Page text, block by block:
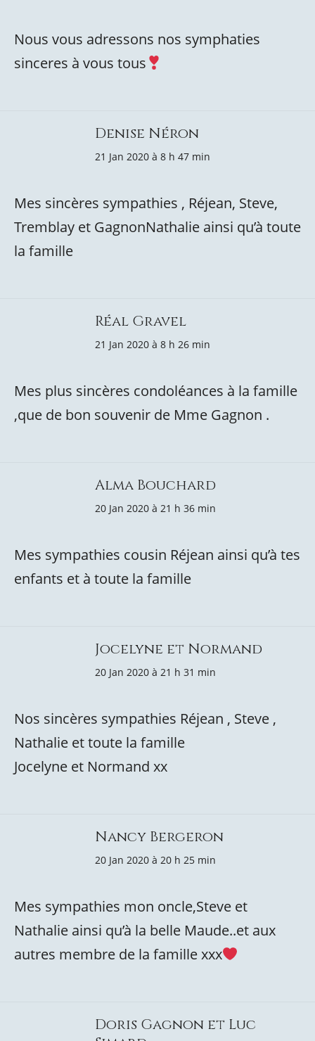
Nous vous adressons nos symphaties
sinceres à vous tous
Denise Néron
21 Jan 2020 à 8 h 47 min
Mes sincères sympathies , Réjean, Steve,
Tremblay et GagnonNathalie ainsi qu’à toute
la famille
Réal Gravel
21 Jan 2020 à 8 h 26 min
Mes plus sincères condoléances à la famille
,que de bon souvenir de Mme Gagnon .
Alma Bouchard
20 Jan 2020 à 21 h 36 min
Mes sympathies cousin Réjean ainsi qu’à tes
enfants et à toute la famille
Jocelyne et Normand
20 Jan 2020 à 21 h 31 min
Nos sincères sympathies Réjean , Steve ,
Nathalie et toute la famille
Jocelyne et Normand xx
Nancy Bergeron
20 Jan 2020 à 20 h 25 min
Mes sympathies mon oncle,Steve et
Nathalie ainsi qu’à la belle Maude..et aux
autres membre de la famille xxx
Doris Gagnon et Luc